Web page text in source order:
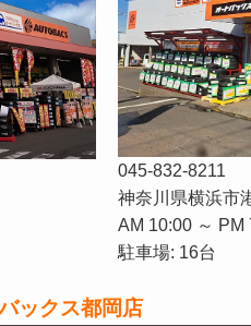
045-832-8211
神奈川県横浜市
AM 10:00 ～ PM
駐車場: 16台
ックス都岡店